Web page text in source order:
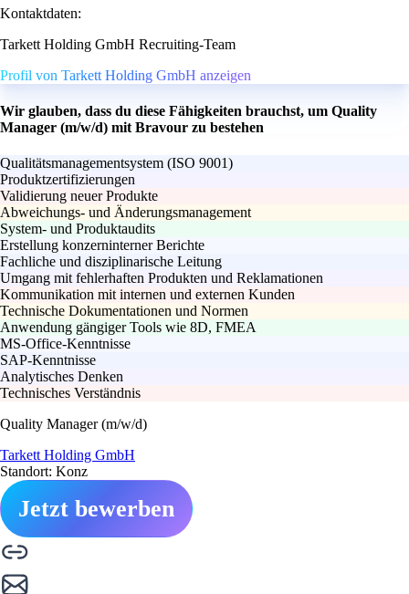
Kontaktdaten:
Tarkett Holding GmbH Recruiting-Team
Profil von Tarkett Holding GmbH anzeigen
Wir glauben, dass du diese Fähigkeiten brauchst, um Quality
Manager (m/w/d) mit Bravour zu bestehen
Qualitätsmanagementsystem (ISO 9001)
Produktzertifizierungen
Validierung neuer Produkte
Abweichungs- und Änderungsmanagement
System- und Produktaudits
Erstellung konzerninterner Berichte
Fachliche und disziplinarische Leitung
Umgang mit fehlerhaften Produkten und Reklamationen
Kommunikation mit internen und externen Kunden
Technische Dokumentationen und Normen
Anwendung gängiger Tools wie 8D, FMEA
MS-Office-Kenntnisse
SAP-Kenntnisse
Analytisches Denken
Technisches Verständnis
Quality Manager (m/w/d)
Tarkett Holding GmbH
Standort: Konz
Jetzt bewerben